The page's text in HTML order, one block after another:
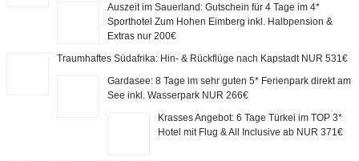
Auszeit im Sauerland: Gutschein für 4 Tage im 4*
Sporthotel Zum Hohen Eimberg inkl. Halbpension &
Extras nur 200€
Traumhaftes Südafrika: Hin- & Rückflüge nach Kapstadt NUR 531€
Gardasee: 8 Tage im sehr guten 5* Ferienpark direkt am
See inkl. Wasserpark NUR 266€
Krasses Angebot: 6 Tage Türkei im TOP 3*
Hotel mit Flug & All Inclusive ab NUR 371€